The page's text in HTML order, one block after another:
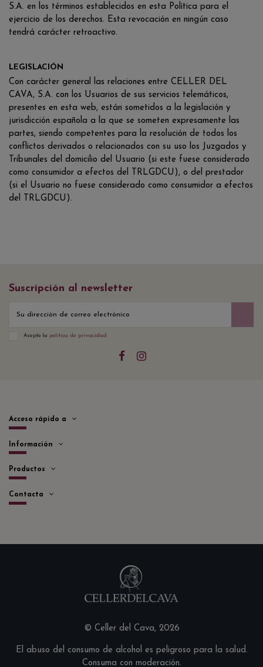
S.A. en los términos establecidos en esta Política para el
ejercicio de los derechos. Esta revocación en ningún caso
tendrá carácter retroactivo.
LEGISLACIÓN
Con carácter general las relaciones entre CELLER DEL
CAVA, S.A. con los Usuarios de sus servicios telemáticos,
presentes en esta web, están sometidos a la legislación y
jurisdicción española a la que se someten expresamente las
partes, siendo competentes para la resolución de todos los
conflictos derivados o relacionados con su uso los Juzgados y
Tribunales del domicilio del Usuario (si este fuese considerado
como consumidor a efectos del TRLGDCU), o del prestador
(si el Usuario no fuese considerado como consumidor a efectos
del TRLGDCU).
Suscripción al newsletter
Acepto la política de privacidad
Acceso rápido a
Información
Productos
Contacta
© Celler del Cava, 2026
El abuso del consumo de alcohol es peligroso para la salud.
Consuma con moderación.